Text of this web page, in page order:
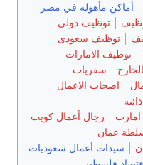
أماكن مأهولة في مصر
توظيف دولى
توظيف سعودى
توظيف الامارات
سفريات
اصحاب الاعمال
رجال أعمال كويت
عمان
سيدات أعمال سعوديات